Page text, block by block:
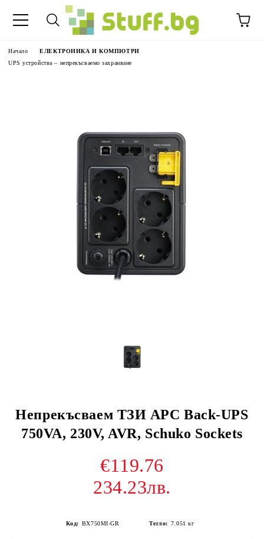
Начало
ЕЛЕКТРОНИКА И КОМПЮТРИ
UPS устройства – непрекъсваемо захранване
Непрекъсваем ТЗИ APC Back-UPS
750VA, 230V, AVR, Schuko Sockets
€119.76
234.23лв.
Код: BX750MI-GR Тегло: 7.051 кг